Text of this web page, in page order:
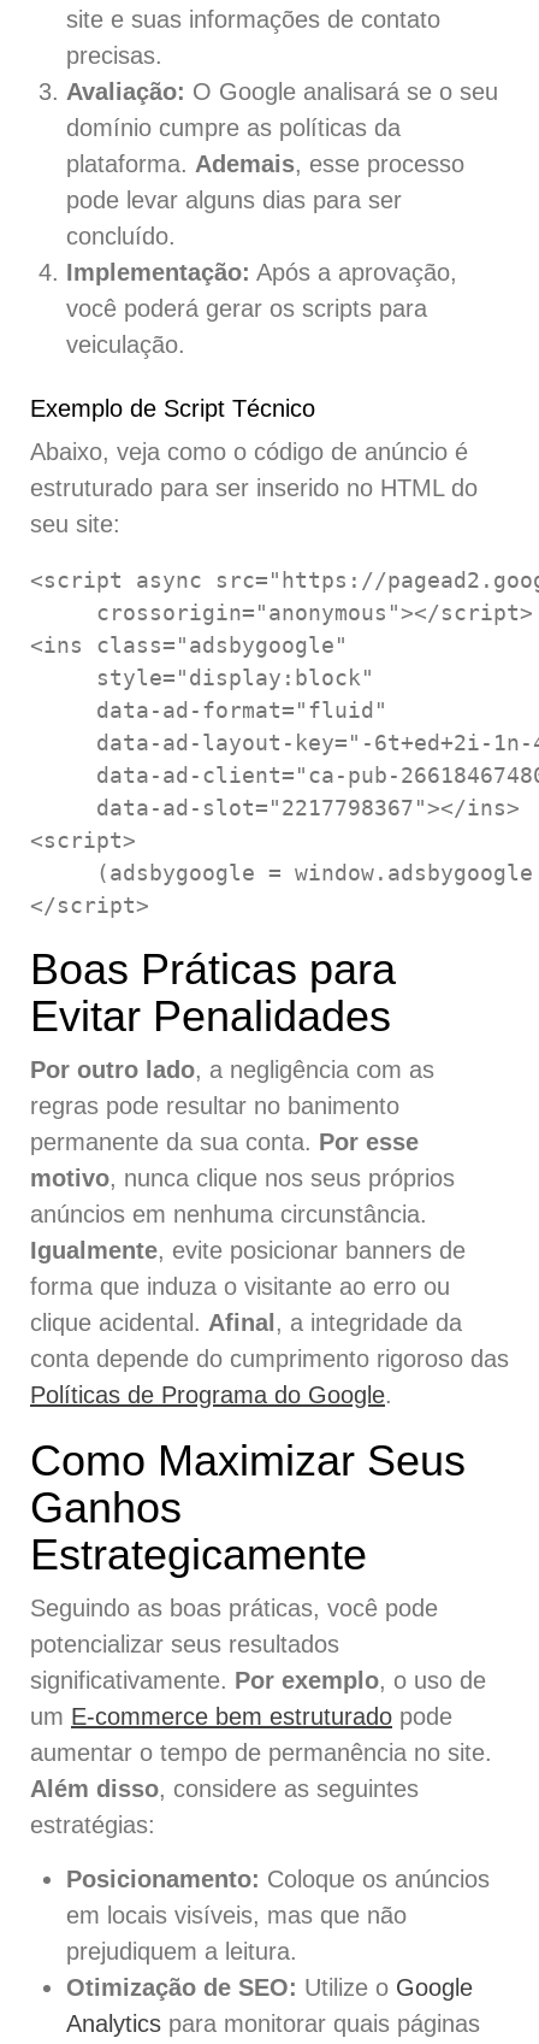
site e suas informações de contato
precisas.
Avaliação: O Google analisará se o seu
domínio cumpre as políticas da
plataforma. Ademais, esse processo
pode levar alguns dias para ser
concluído.
Implementação: Após a aprovação,
você poderá gerar os scripts para
veiculação.
Exemplo de Script Técnico
Abaixo, veja como o código de anúncio é
estruturado para ser inserido no HTML do
seu site:
<script async src="https://
     crossorigin="anonymous"></script>
<ins class="adsbygoogle"
     style="display:block"
     data-ad-format="fluid"
data-ad-layout-key="-6t+ed+2i-1n-
data-ad-client="ca-pub-
     data-ad-slot="2217798367"></ins>
<script>
(adsbygoogle =
</script>
Boas Práticas para
Evitar Penalidades
Por outro lado, a negligência com as
regras pode resultar no banimento
permanente da sua conta. Por esse
motivo, nunca clique nos seus próprios
anúncios em nenhuma circunstância.
Igualmente, evite posicionar banners de
forma que induza o visitante ao erro ou
clique acidental. Afinal, a integridade da
conta depende do cumprimento rigoroso das
Políticas de Programa do Google.
Como Maximizar Seus
Ganhos
Estrategicamente
Seguindo as boas práticas, você pode
potencializar seus resultados
significativamente. Por exemplo, o uso de
um E-commerce bem estruturado pode
aumentar o tempo de permanência no site.
Além disso, considere as seguintes
estratégias:
Posicionamento: Coloque os anúncios
em locais visíveis, mas que não
prejudiquem a leitura.
Otimização de SEO: Utilize o Google
Analytics para monitorar quais páginas